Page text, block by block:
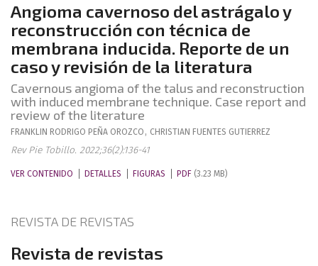
Angioma cavernoso del astrágalo y
reconstrucción con técnica de
membrana inducida. Reporte de un
caso y revisión de la literatura
Cavernous angioma of the talus and reconstruction
with induced membrane technique. Case report and
review of the literature
FRANKLIN RODRIGO PEÑA OROZCO , CHRISTIAN FUENTES GUTIERREZ
Rev Pie Tobillo. 2022;36(2):136-41
VER CONTENIDO DETALLES FIGURAS PDF (3.23 MB)
REVISTA DE REVISTAS
Revista de revistas